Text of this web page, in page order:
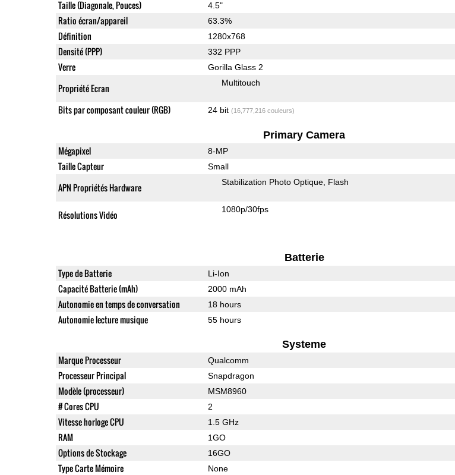
Taille (Diagonale, Pouces) 4.5"
Ratio écran/appareil 63.3%
Définition 1280x768
Densité (PPP) 332 PPP
Verre Gorilla Glass 2
Propriété Ecran Multitouch
Bits par composant couleur (RGB) 24 bit (16,777,216 couleurs)
Primary Camera
Mégapixel 8-MP
Taille Capteur Small
APN Propriétés Hardware Stabilization Photo Optique Flash
Résolutions Vidéo 1080p/30fps
Batterie
Type de Batterie Li-Ion
Capacité Batterie (mAh) 2000 mAh
Autonomie en temps de conversation 18 hours
Autonomie lecture musique 55 hours
Systeme
Marque Processeur Qualcomm
Processeur Principal Snapdragon
Modèle (processeur) MSM8960
# Cores CPU 2
Vitesse horloge CPU 1.5 GHz
RAM 1GO
Options de Stockage 16GO
Type Carte Mémoire None